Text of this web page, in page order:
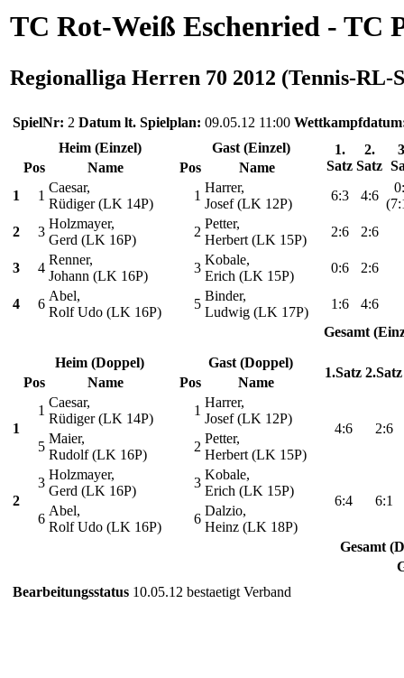
TC Rot-Weiß Eschenried - TC
Regionalliga Herren 70 2012 (Tennis-RL-
SpielNr: 2 Datum lt. Spielplan: 09.05.12 11:00
Heim (Einzel)
Gast (Einzel)
1.
Satz
2.
Satz
Pos Name Pos
Name
1
1
Caesar,
Rüdiger (LK 14P)
1
Harrer,
Josef (LK 12P)
6:3 4:6
2
3
Holzmayer,
Gerd (LK 16P)
2
Petter,
Herbert (LK 15P)
2:6 2:6
3 4
Renner,
Johann (LK 16P)
3
Kobale,
Erich (LK 15P)
0:6 2:6
4 6
Abel,
Rolf Udo (LK 16P)
5
Binder,
Ludwig (LK 17P)
1:6
4:6
Gesamt
Heim (Doppel)
Gast (Doppel)
1.Satz 2.Satz
Pos Name Pos Name
1
1
Caesar,
Rüdiger (LK 14P)
1
Harrer,
Josef (LK 12P)
4:6
2:6
5
Maier,
Rudolf (LK 16P)
2
Petter,
Herbert (LK 15P)
2
3
Holzmayer,
Gerd (LK 16P)
3
Kobale,
Erich (LK 15P)
6:4
6:1
6
Abel,
Rolf Udo (LK 16P)
6
Dalzio,
Heinz (LK 18P)
Gesamt
Bearbeitungsstatus 10.05.12 bestaetigt Verband